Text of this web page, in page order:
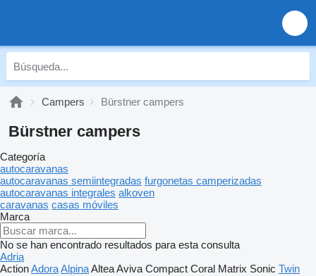
Campers Bürstner campers
Bürstner campers
Categoría
autocaravanas
autocaravanas semiintegradas furgonetas camperizadas
autocaravanas integrales alkoven
caravanas casas móviles
Marca
No se han encontrado resultados para esta consulta
Adria
ActionAdoraAlpinaAlteaAviva Compact Coral Matrix Sonic Twin